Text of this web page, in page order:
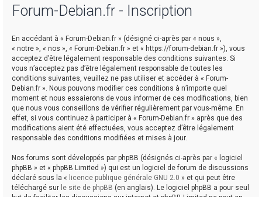
Forum-Debian.fr - Inscription
En accédant à « Forum-Debian.fr » (désigné ci-après par « nous »,
« notre », « nos », « Forum-Debian.fr » et « https://forum-debian.fr »), vous
acceptez d’être légalement responsable des conditions suivantes. Si
vous n’acceptez pas d’être légalement responsable de toutes les
conditions suivantes, veuillez ne pas utiliser et accéder à « Forum-
Debian.fr ». Nous pouvons modifier ces conditions à n’importe quel
moment et nous essaierons de vous informer de ces modifications, bien
que nous vous conseillons de vérifier régulièrement par vous-même. En
effet, si vous continuez à participer à « Forum-Debian.fr » après que des
modifications aient été effectuées, vous acceptez d’être légalement
responsable des conditions modifiées et mises à jour.
Nos forums sont développés par phpBB (désignés ci-après par « logiciel
phpBB » et « phpBB Limited ») qui est un logiciel de forum de discussions
déclaré sous la « licence publique générale GNU 2.0 » et qui peut être
téléchargé sur le site de phpBB (en anglais). Le logiciel phpBB a pour seul